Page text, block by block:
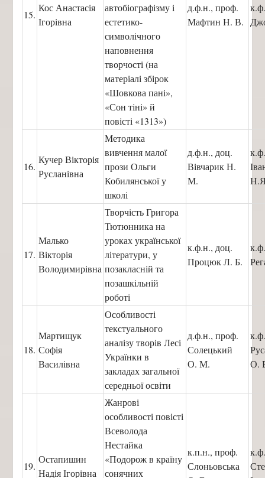
15.
Кос Анастасія
Ігорівна
автобіографізму і
естетико-
символічного
наповнення
творчості (на
матеріалі збірок
«Шовкова пані»,
«Сон тіні» й
повісті «1313»)
д.ф.н., проф.
Мафтин Н. В.
16.
Кучер Вікторія
Русланівна
Методика
вивчення малої
прози Ольги
Кобилянської у
школі
д.ф.н., доц.
Вівчарик Н.
М.
17.
Малько
Вікторія
Володимирівна
Творчість Григора
Тютюнника на
уроках української
літератури, у
позакласній та
позашкільній
роботі
к.ф.н., доц.
Процюк Л. Б.
18.
Мартищук
Софія
Василівна
Особливості
текстуального
аналізу творів Лесі
Українки в
закладах загальної
середньої освіти
д.ф.н., проф.
Солецький
О. М.
О.
19.
Остапишин
Надія Ігорівна
Жанрові
особливості повісті
Всеволода
Нестайка
«Подорож в країну
сонячних
к.п.н., проф.
Слоньовська